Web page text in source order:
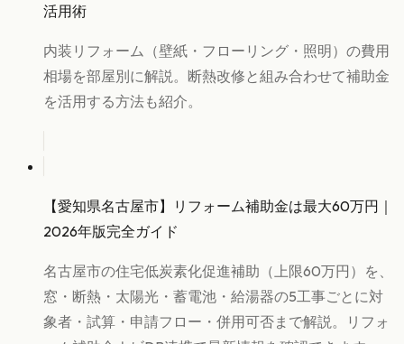
活用術
内装リフォーム（壁紙・フローリング・照明）の費用
相場を部屋別に解説。断熱改修と組み合わせて補助金
を活用する方法も紹介。
【愛知県名古屋市】リフォーム補助金は最大60万円｜
2026年版完全ガイド
名古屋市の住宅低炭素化促進補助（上限60万円）を、
窓・断熱・太陽光・蓄電池・給湯器の5工事ごとに対
象者・試算・申請フロー・併用可否まで解説。リフォ